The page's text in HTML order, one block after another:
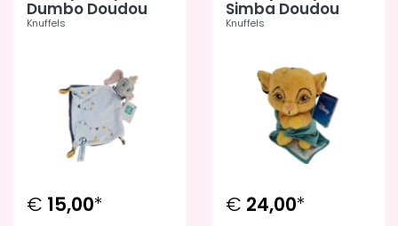
Dumbo Doudou
Knuffels
€ 15,00*
Simba Doudou
Knuffels
€ 24,00*